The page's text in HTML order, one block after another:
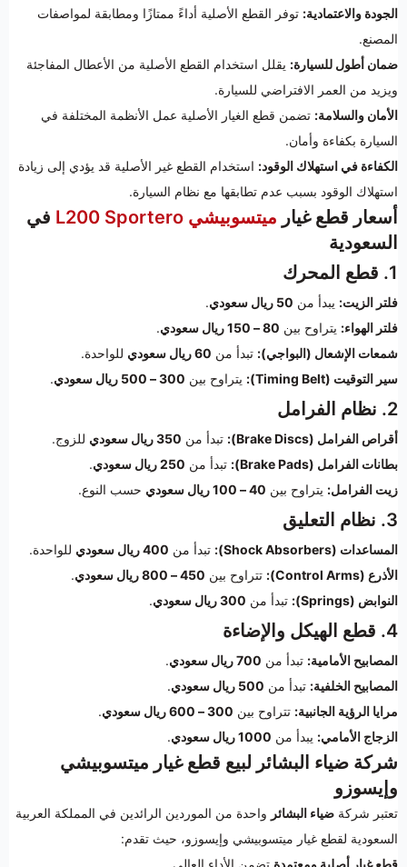
الجودة والاعتمادية: توفر القطع الأصلية أداءً ممتازًا ومطابقة لمواصفات
المصنع.
ضمان أطول للسيارة: يقلل استخدام القطع الأصلية من الأعطال المفاجئة
ويزيد من العمر الافتراضي للسيارة.
الأمان والسلامة: تضمن قطع الغيار الأصلية عمل الأنظمة المختلفة في
السيارة بكفاءة وأمان.
الكفاءة في استهلاك الوقود: استخدام القطع غير الأصلية قد يؤدي إلى زيادة
استهلاك الوقود بسبب عدم تطابقها مع نظام السيارة.
أسعار قطع غيار ميتسوبيشي L200 Sportero
في
السعودية
1. قطع المحرك
فلتر الزيت: يبدأ من 50 ريال سعودي
.
فلتر الهواء: يتراوح بين 80 – 150 ريال سعودي
.
شمعات الإشعال (البواجي): تبدأ من 60 ريال سعودي
للواحدة.
سير التوقيت (Timing Belt):
يتراوح بين 300 – 500 ريال سعودي .
2. نظام الفرامل
أقراص الفرامل (Brake Discs): تبدأ من 350 ريال سعودي
للزوج.
بطانات الفرامل (Brake Pads):
تبدأ من 250 ريال سعودي
.
زيت الفرامل: يتراوح بين 40 – 100 ريال سعودي حسب النوع.
3. نظام التعليق
المساعدات (Shock Absorbers): تبدأ من 400 ريال سعودي
للواحدة.
الأذرع (Control Arms):
تتراوح بين 450 – 800 ريال سعودي
.
النوابض (Springs):
تبدأ من 300 ريال سعودي .
4. قطع الهيكل والإضاءة
المصابيح الأمامية: تبدأ من 700 ريال سعودي
.
المصابيح الخلفية: تبدأ من 500 ريال سعودي
.
مرايا الرؤية الجانبية: تتراوح بين 300 – 600 ريال سعودي
.
الزجاج الأمامي: يبدأ من 1000 ريال سعودي .
شركة ضياء البشائر لبيع قطع غيار ميتسوبيشي
وإيسوزو
تعتبر شركة ضياء البشائر واحدة من الموردين الرائدين في المملكة العربية
السعودية لقطع غيار ميتسوبيشي وإيسوزو، حيث تقدم:
قطع غيار أصلية ومعتمدة تضمن الأداء العالي.